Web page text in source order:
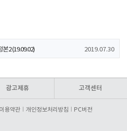
(19.09.02)
2 (19.09.02) 2019.07.30
광고제휴 고객센터
용약관 개인정보처리방침 PC버전